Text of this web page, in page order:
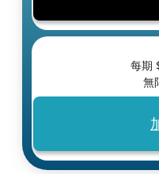
每期
無